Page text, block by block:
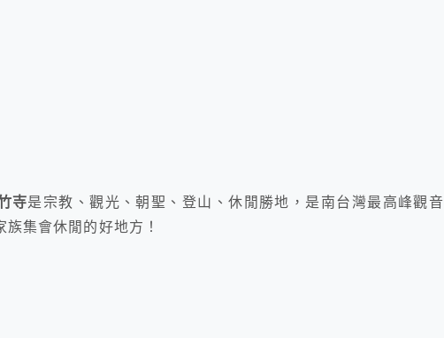
寺是宗教、觀光、朝聖、登山、休閒勝地，是南台灣最高峰觀音
集會休閒的好地方！